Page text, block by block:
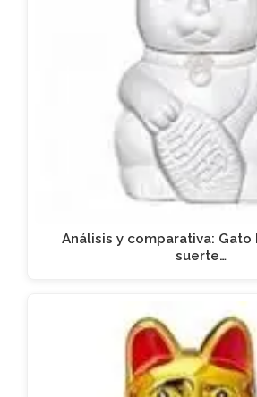
Análisis y comparativa:
suerte…